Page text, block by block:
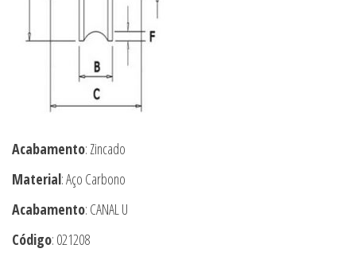
Acabamento: Zincado
Material: Aço Carbono
Acabamento: CANAL U
Código: 021208